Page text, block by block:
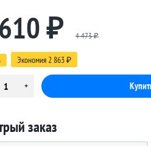
₽ 4 473₽
Экономия2 863 ₽
заказ